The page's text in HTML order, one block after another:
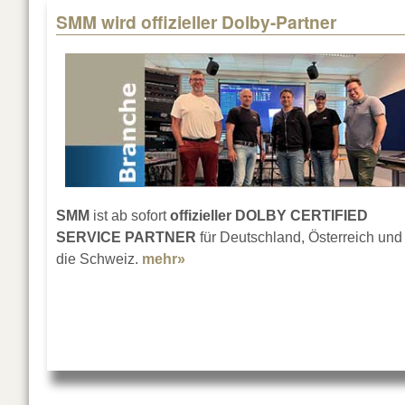
SMM wird offizieller Dolby-Partner
SMM ist ab sofortoffizieller DOLBY CERTIFIED
SERVICE PARTNER für Deutschland, Österreich und
die Schweiz. mehr»